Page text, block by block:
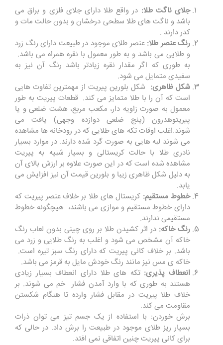
جلای ناگت طلا: در واقع طلا دارای جلای فلزی و براق می
باشد و ناگت های طلا سطحی درخشان و بدون حالت مات و
کدر دارند .
رنگ عنصر طلا: عنصر طلای موجود در طبیعت دارای رنگ زرد
و طلایی می باشد و به طور معمول با نقره همراه می باشد.
به طوری که اگر مقدار نقره زیادتر باشد رنگ آن نیز به
سفیدی متمایل می شود.
شکل ظاهری: شکل بلورین پیریت از مهمترین تفاوت هایی
است که آن را با طلا متمایز می کند. قطعات پیریت به طور
معمول به صورت زاویه دار، مکعب مربع، هشت ضلعی و یا
پیریتوهدرون (پنج ضلعی دوازده وجهی) یافت می
شوند.اغلب اوقات تکه های طلایی که در رودخانه ها مشاهده
می شوند لبه هایی به صورت گرد شده دارند. در موارد بسیار
نادری طلا با حالت کریستالی و بسیار شبیه به پیریت
مشاهده شده است که در این صورت علاوه بر ارزش بالای آن
به دلیل شکل ظاهری زیبا و بلورین قیمت آن نیز افزایش می
یابد.
خطوط مستقیم: کریستال های طلا بر خلاف عنصر پیریت که
دارای خطوط مستقیم و موازی می باشند، هیچگونه خطوط
مستقیمی ندارند.
رنگ خاکه: در اثر کشیدن طلا بر روی چینی بدون لعاب رنگ
خاکه آن مشخص می شود و اغلب به رنگ طلایی و زرد می
باشد. بر خلاف کانی پیریت که دارای رنگ سبز تیره است.
خاکه ی مس نیز مانند رنگ خودش مایل به قرمز می باشد.
انعطاف پذیری: تکه های طلا دارای انعطاف بسیار زیادی
هستند به طوری که با وارد آمدن فشار خم می شوند. بر
خلاف طلا پیریت در مقابل فشار وارده تا هنگام شکستن
مقاومت می کند.
برش خوردن: با استفاده از یک جسم تیز می توان ذرات
بسیار ریز طلای موجود در طبیعت را برش داد. در حالی که
برای کانی پیریت چنین اتفاقی نمی افتد.